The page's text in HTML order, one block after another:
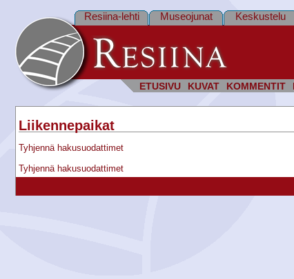
ETUSIVU KUVAT KOMMENTIT
Resiina-lehti Museojunat Keskustelu
Liikennepaikat
Tyhjennä hakusuodattimet
Tyhjennä hakusuodattimet